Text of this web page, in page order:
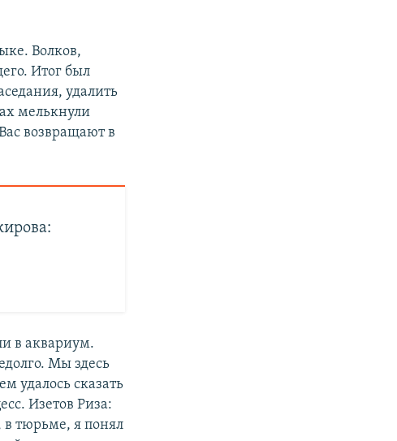
Волков,
Итог был
удалить
мелькнули
возвращают в
в аквариум.
Мы здесь
удалось сказать
Изетов Риза:
в тюрьме, я понял